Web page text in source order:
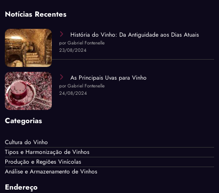
Notícias Recentes
História do Vinho: Da Antiguidade aos Dias Atuais
por Gabriel Fontenelle
23/08/2024
As Principais Uvas para Vinho
por Gabriel Fontenelle
24/08/2024
Categorias
Cultura do Vinho
Tipos e Harmonização de Vinhos
Produção e Regiões Vinícolas
Análise e Armazenamento de Vinhos
Endereço